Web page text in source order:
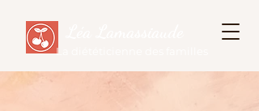
La diététicienne des familles